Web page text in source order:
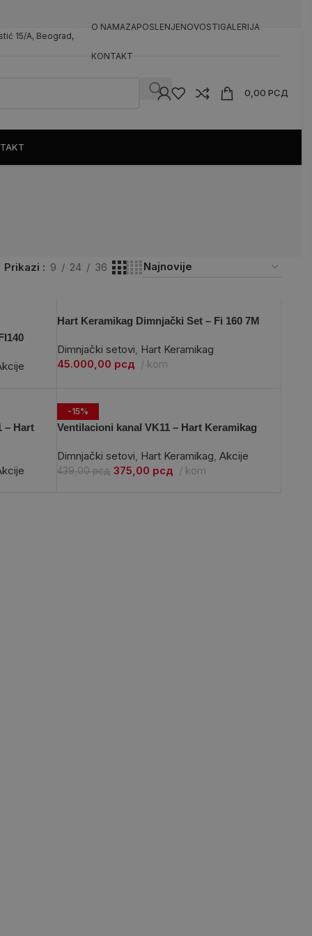
15/A, Beograd,
O NAMAZAPOSLENJENOVOSTIGALERIJA
KONTAKT
0,00 РСД
Prikazi 9 24 36
Hart Keramikag Dimnjački Set – Fi 160 7M
Dimnjački setovi, Hart Keramikag
45.000,00 рсд kom
– Hart
-15%
Ventilacioni kanal VK11 – Hart Keramikag
Dimnjački setovi, Hart Keramikag, Akcije
439,00рсд 375,00 рсд kom